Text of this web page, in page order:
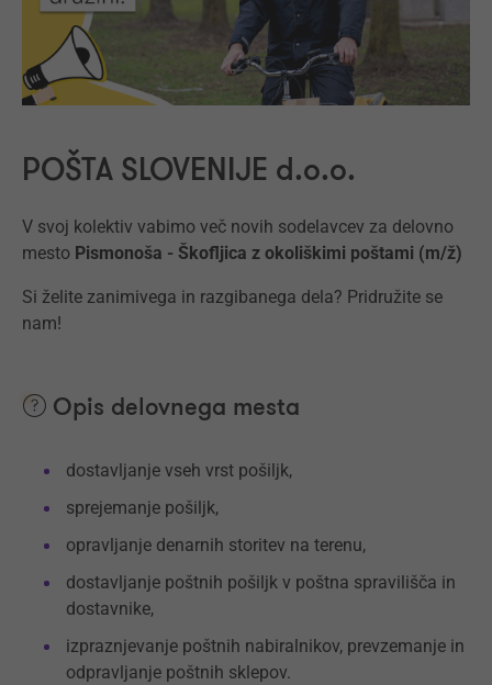
POŠTA SLOVENIJE d.o.o.
V svoj kolektiv vabimo več novih sodelavcev za delovno
mesto Pismonoša - Škofljica z okoliškimi poštami (m/ž)
Si želite zanimivega in razgibanega dela? Pridružite se
nam!
Opis delovnega mesta
dostavljanje vseh vrst pošiljk,
sprejemanje pošiljk,
opravljanje denarnih storitev na terenu,
dostavljanje poštnih pošiljk v poštna spravilišča in
dostavnike,
izpraznjevanje poštnih nabiralnikov, prevzemanje in
odpravljanje poštnih sklepov.